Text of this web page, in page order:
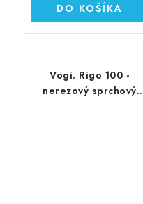
DO KOŠÍKA
Vogi. Rigo 100 -
nerezový sprchový